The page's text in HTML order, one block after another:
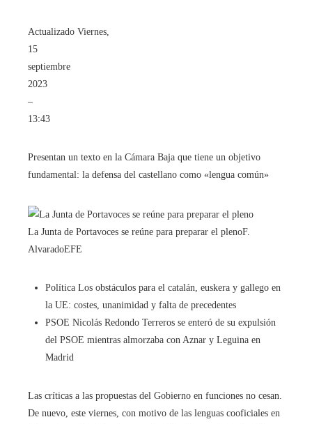
Actualizado Viernes,
15
septiembre
2023
–
13:43
Presentan un texto en la Cámara Baja que tiene un objetivo
fundamental: la defensa del castellano como «lengua común»
La Junta de Portavoces se reúne para preparar el plenoF.
AlvaradoEFE
Política Los obstáculos para el catalán, euskera y gallego en
la UE: costes, unanimidad y falta de precedentes
PSOE Nicolás Redondo Terreros se enteró de su expulsión
del PSOE mientras almorzaba con Aznar y Leguina en
Madrid
Las críticas a las propuestas del Gobierno en funciones no cesan.
De nuevo, este viernes, con motivo de las lenguas cooficiales en